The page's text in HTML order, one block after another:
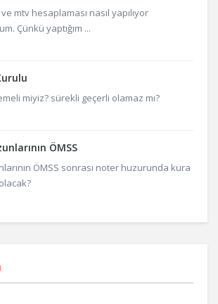
mtv hesaplaması nasıl yapılıyor
Çünkü yaptığım ...
miyiz? sürekli geçerli olamaz mı?
ÖMSS
ÖMSS sonrası noter huzurunda kura